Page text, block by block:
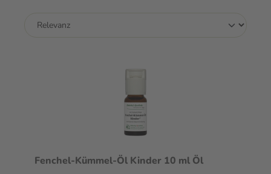
Fenchel-Kümmel-Öl Kinder 10 ml Öl